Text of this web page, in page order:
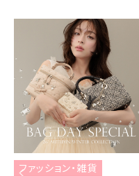
ファッション・雑貨